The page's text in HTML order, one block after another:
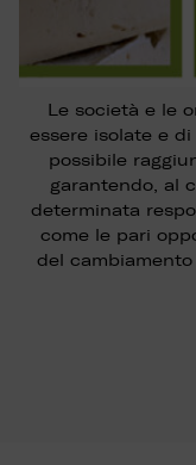
Le società e le
essere isolate e
possibile
garantendo, al
determinata
come le pari
del